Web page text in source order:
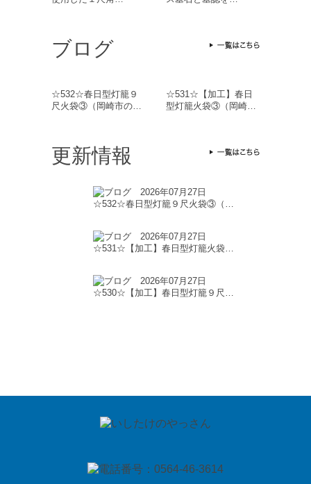
ブログ
☆532☆春日型灯籠９
尺火袋③（岡崎市の…
☆531☆【加工】春日
型灯籠火袋③（岡崎…
更新情報
2026年07月27日
☆532☆春日型灯籠９尺火袋③（…
2026年07月27日
☆531☆【加工】春日型灯籠火袋…
2026年07月27日
☆530☆【加工】春日型灯籠９尺…